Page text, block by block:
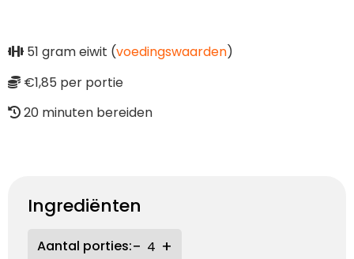
51 gram eiwit (voedingswaarden)
€1,85 per portie
20 minuten bereiden
Ingrediënten
Aantal porties:− +